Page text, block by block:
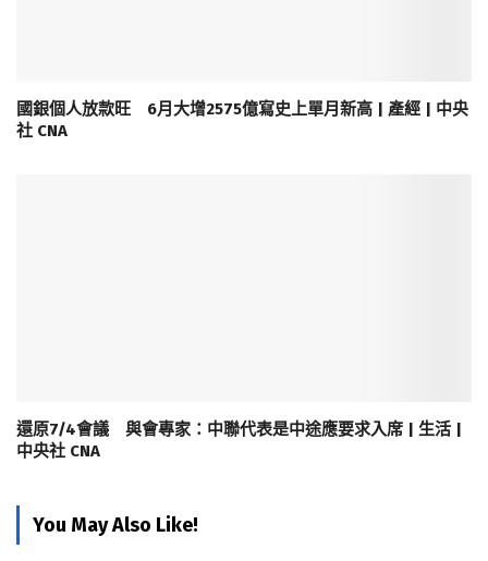
國銀個人放款旺 6月大增2575億寫史上單月新高 | 產經 | 中央
社 CNA
還原7/4會議 與會專家：中聯代表是中途應要求入席 | 生活 |
中央社 CNA
You May Also Like!